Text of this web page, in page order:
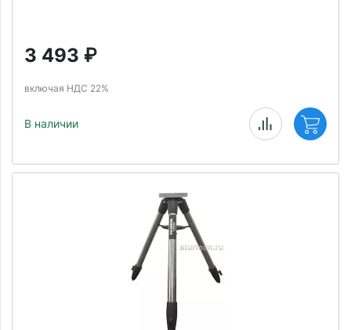
3 493 ₽
включая НДС 22%
В наличии